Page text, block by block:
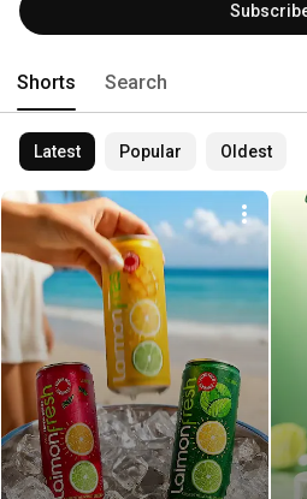
Shorts Search
Latest Popular Oldest